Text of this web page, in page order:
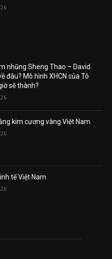
nhũng Sheng Thao – David
đâu? Mô hình XHCN của Tô
sẽ thành?
kim cương vàng Việt Nam
tế Việt Nam